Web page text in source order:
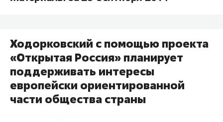
Ходорковский с помощью проекта
«Открытая Россия» планирует
поддерживать интересы
европейски ориентированной
части общества страны